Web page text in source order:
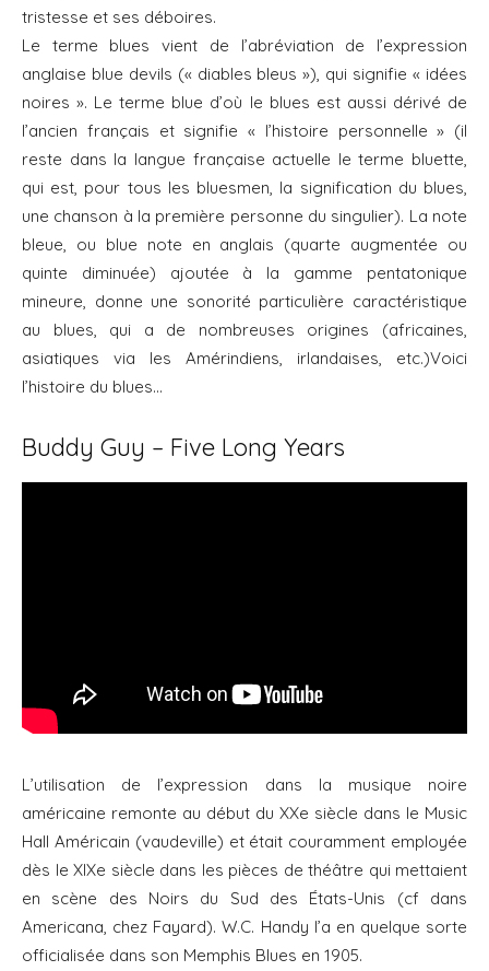
tristesse et ses déboires.
Le terme blues vient de l’abréviation de l’expression
anglaise blue devils (« diables bleus »), qui signifie « idées
noires ». Le terme blue d’où le blues est aussi dérivé de
l’ancien français et signifie « l’histoire personnelle » (il
reste dans la langue française actuelle le terme bluette,
qui est, pour tous les bluesmen, la signification du blues,
une chanson à la première personne du singulier). La note
bleue, ou blue note en anglais (quarte augmentée ou
quinte diminuée) ajoutée à la gamme pentatonique
mineure, donne une sonorité particulière caractéristique
au blues, qui a de nombreuses origines (africaines,
asiatiques via les Amérindiens, irlandaises, etc.)Voici
l’histoire du blues…
Buddy Guy – Five Long Years
L’utilisation de l’expression dans la musique noire
américaine remonte au début du XXe siècle dans le Music
Hall Américain (vaudeville) et était couramment employée
dès le XIXe siècle dans les pièces de théâtre qui mettaient
en scène des Noirs du Sud des États-Unis (cf dans
Americana, chez Fayard). W.C. Handy l’a en quelque sorte
officialisée dans son Memphis Blues en 1905.